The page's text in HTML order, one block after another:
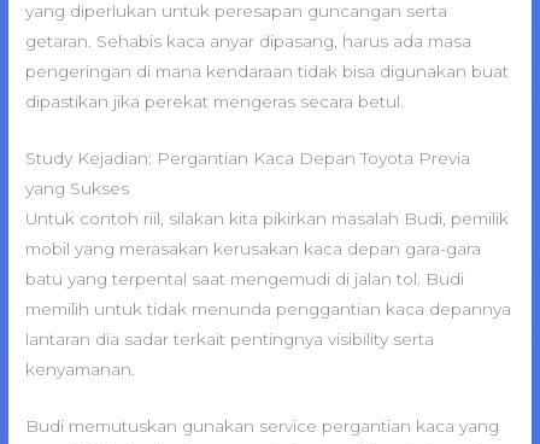
yang diperlukan untuk peresapan guncangan serta
getaran. Sehabis kaca anyar dipasang, harus ada masa
pengeringan di mana kendaraan tidak bisa digunakan buat
dipastikan jika perekat mengeras secara betul.
Study Kejadian: Pergantian Kaca Depan Toyota Previa
yang Sukses
Untuk contoh riil, silakan kita pikirkan masalah Budi, pemilik
mobil yang merasakan kerusakan kaca depan gara-gara
batu yang terpental saat mengemudi di jalan tol. Budi
memilih untuk tidak menunda penggantian kaca depannya
lantaran dia sadar terkait pentingnya visibility serta
kenyamanan.
Budi memutuskan gunakan service pergantian kaca yang